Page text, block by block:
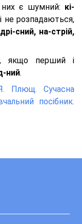
них є шумний: кі-
не розпадаються,
сний, на-стрій,
якщо перший і
ний.
Плющ. Сучасна
посібник.